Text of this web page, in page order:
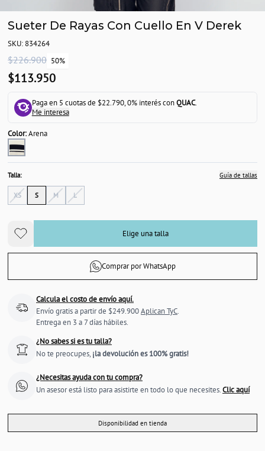
Sueter De Rayas Con Cuello En V Derek
SKU: 834264
$226.900 50%
$113.950
Paga en 5 cuotas de $22.790, 0% interés conQUAC.
Me interesa
Color:Arena
Talla: Guía de tallas
XS S M L
Elige una talla
Comprar por WhatsApp
Calcula el costo de envío aquí.
Envío gratis a partir de $249.900Aplican TyC.
Entrega en 3 a 7 días hábiles.
¿No sabes si es tu talla?
No te preocupes, ¡la devolución es 100% gratis!
¿Necesitas ayuda con tu compra?
Un asesor está listo para asistirte en todo lo que necesites.Clic aquí
Disponibilidad en tienda